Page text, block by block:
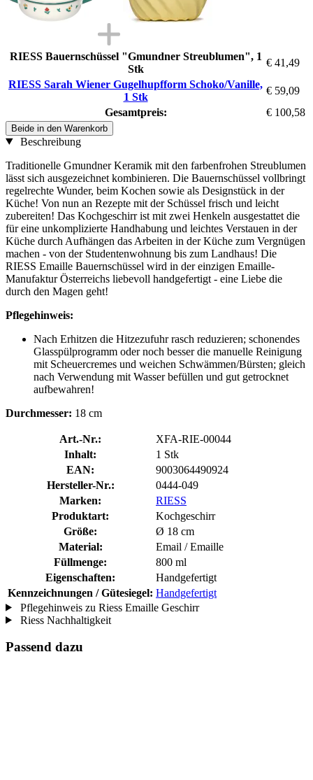
RIESS Bauernschüssel "Gmundner Streublumen", 1
Stk
€ 41,49
RIESS Sarah Wiener Gugelhupfform Schoko/Vanille,
1 Stk
€ 59,09
Gesamtpreis:
€ 100,58
Beide in den Warenkorb
Beschreibung
Traditionelle Gmundner Keramik mit den farbenfrohen Streublumen
lässt sich ausgezeichnet kombinieren. Die Bauernschüssel vollbringt
regelrechte Wunder, beim Kochen sowie als Designstück in der
Küche! Von nun an Rezepte mit der Schüssel frisch und leicht
zubereiten! Das Kochgeschirr ist mit zwei Henkeln ausgestattet die
für eine unkomplizierte Handhabung und leichtes Verstauen in der
Küche durch Aufhängen das Arbeiten in der Küche zum Vergnügen
machen - von der Studentenwohnung bis zum Landhaus! Die
RIESS Emaille Bauernschüssel wird in der einzigen Emaille-
Manufaktur Österreichs liebevoll handgefertigt - eine Liebe die
durch den Magen geht!
Pflegehinweis:
Nach Erhitzen die Hitzezufuhr rasch reduzieren; schonendes
Glasspülprogramm oder noch besser die manuelle Reinigung
mit Scheuercremes und weichen Schwämmen/Bürsten; gleich
nach Verwendung mit Wasser befüllen und gut getrocknet
aufbewahren!
Durchmesser: 18 cm
Art.-Nr.:
XFA-RIE-00044
Inhalt:
1 Stk
EAN:
9003064490924
Hersteller-Nr.:
0444-049
Marken:
RIESS
Produktart:
Kochgeschirr
Größe:
Ø 18 cm
Material:
Email / Emaille
Füllmenge:
800 ml
Eigenschaften:
Handgefertigt
Kennzeichnungen / Gütesiegel: Handgefertigt
Pflegehinweis zu Riess Emaille Geschirr
Riess Nachhaltigkeit
Passend dazu